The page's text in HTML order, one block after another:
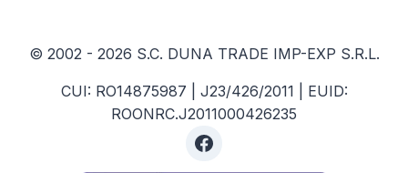
© 2002 - 2026 S.C. DUNA TRADE IMP-EXP S.R.L.
CUI: RO14875987 | J23/426/2011 | EUID:
ROONRC.J2011000426235